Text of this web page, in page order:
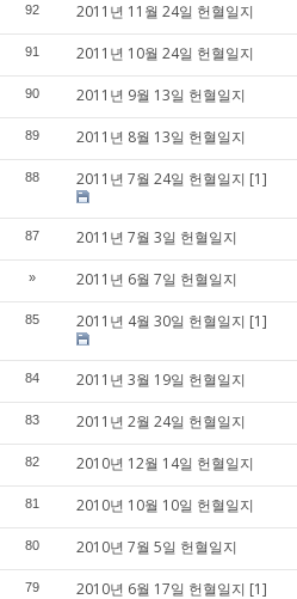
92 2011년 11월 24일 헌혈일지
91 2011년 10월 24일 헌혈일지
90 2011년 9월 13일 헌혈일지
89 2011년 8월 13일 헌혈일지
88 2011년 7월 24일 헌혈일지 [1]
87 2011년 7월 3일 헌혈일지
» 2011년 6월 7일 헌혈일지
85 2011년 4월 30일 헌혈일지 [1]
84 2011년 3월 19일 헌혈일지
83 2011년 2월 24일 헌혈일지
82 2010년 12월 14일 헌혈일지
81 2010년 10월 10일 헌혈일지
80 2010년 7월 5일 헌혈일지
79 2010년 6월 17일 헌혈일지 [1]